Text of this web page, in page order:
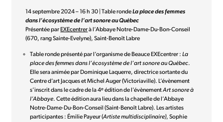
14 septembre 2024 – 16 h 30 | Table rondeLa place des femmes
dans l’écosystème de l’art sonore au Québec
Présentée par EXEcentrerà l’Abbaye Notre-Dame-Du-Bon-Conseil
(670, rang Sainte-Evelyne), Saint-Benoît Labre
Table ronde présenté par l’organisme de Beauce EXEcentrer :La
place des femmes dans l’écosystème de l’art sonore au Québec.
Elle sera animée par Dominique Laquerre, directrice sortante du
Centre d’art Jacques et Michel Auger (Victoriaville). L’évènement
s’inscrit dans le cadre de la 4e édition de l’évènementArt sonore à
l’Abbaye. Cette édition aura lieu dans la chapelle de l’Abbaye
Notre-Dame-Du-Bon-Conseil (Saint-Benoît Labre). Les artistes
participantes : Émilie Payeur (Artiste multidisciplinaire), Sophie